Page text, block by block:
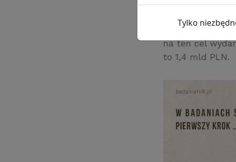
W latach 2005-
na podjęcie
na ten cel
to 1,4 mld PLN.
Tylko